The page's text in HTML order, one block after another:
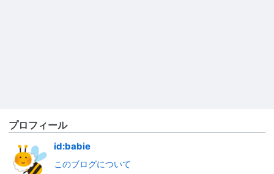
プロフィール
id:babie
このブログについて